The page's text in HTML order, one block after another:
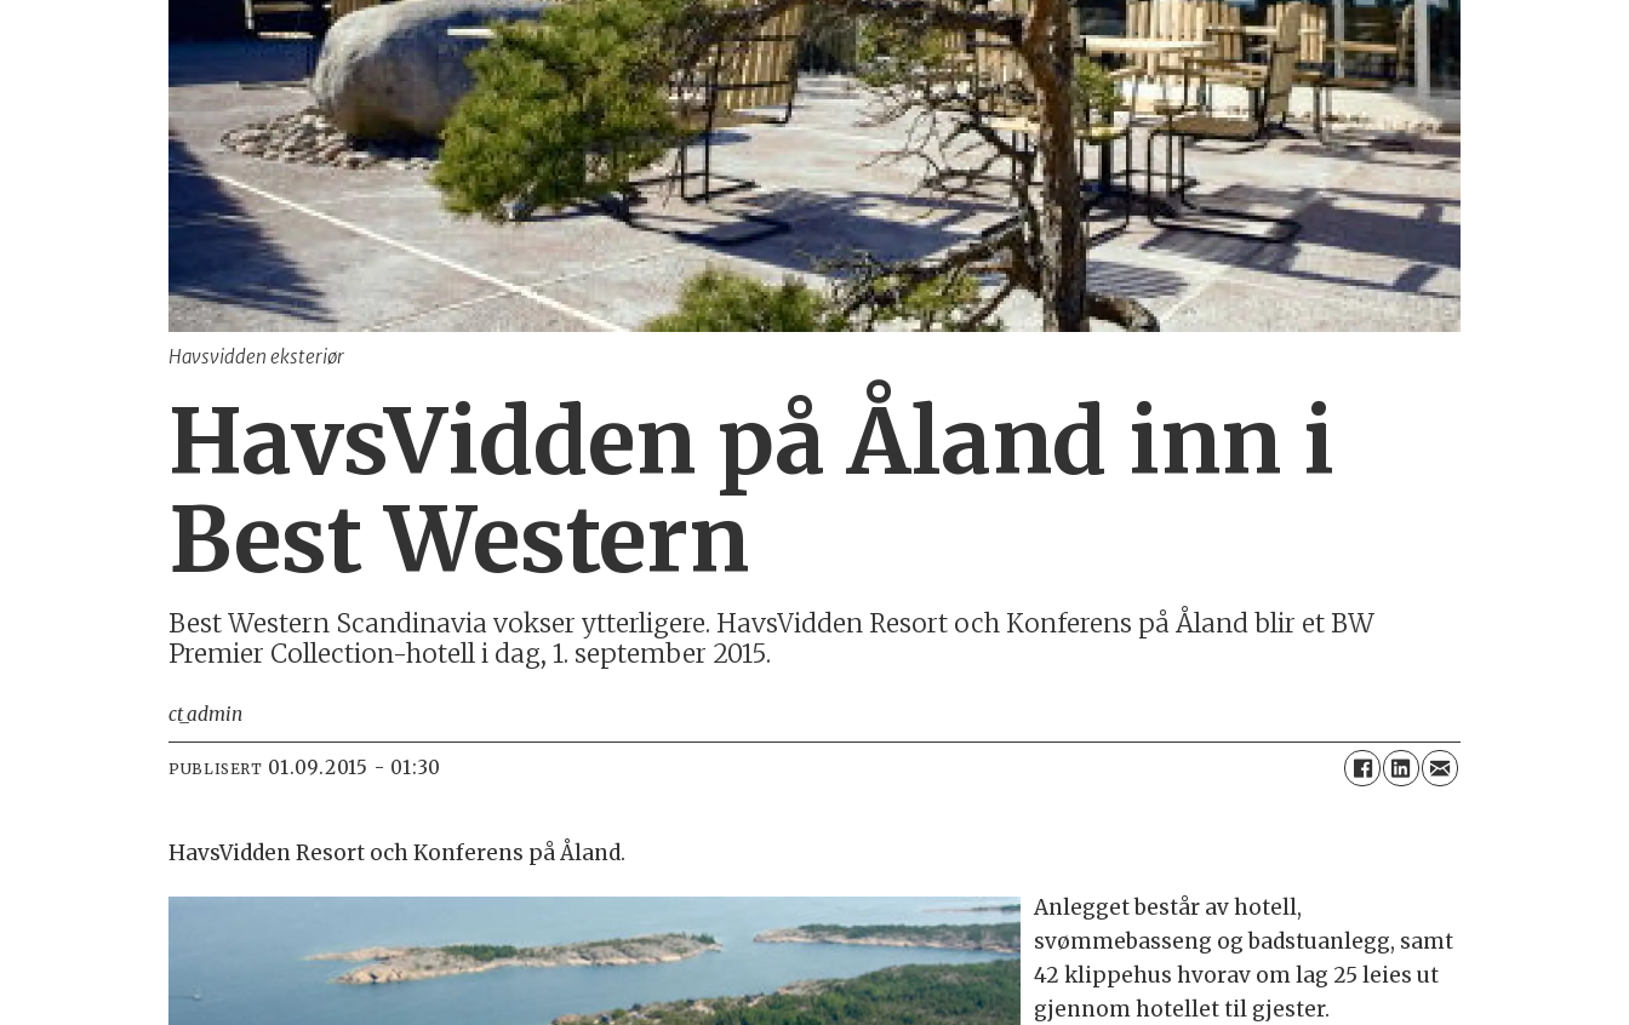
Havsvidden eksteriør
HavsVidden på Åland inn i
Best Western
Best Western Scandinavia vokser ytterligere. HavsVidden Resort och Konferens på Åland blir et BW
Premier Collection-hotell i dag, 1. september 2015.
ct_admin
PUBLISERT 01.09.2015 - 01:30
HavsVidden Resort och Konferens på Åland.
Anlegget består av hotell,
svømmebasseng og badstuanlegg, samt
42 klippehus hvorav om lag 25 leies ut
gjennom hotellet til gjester.